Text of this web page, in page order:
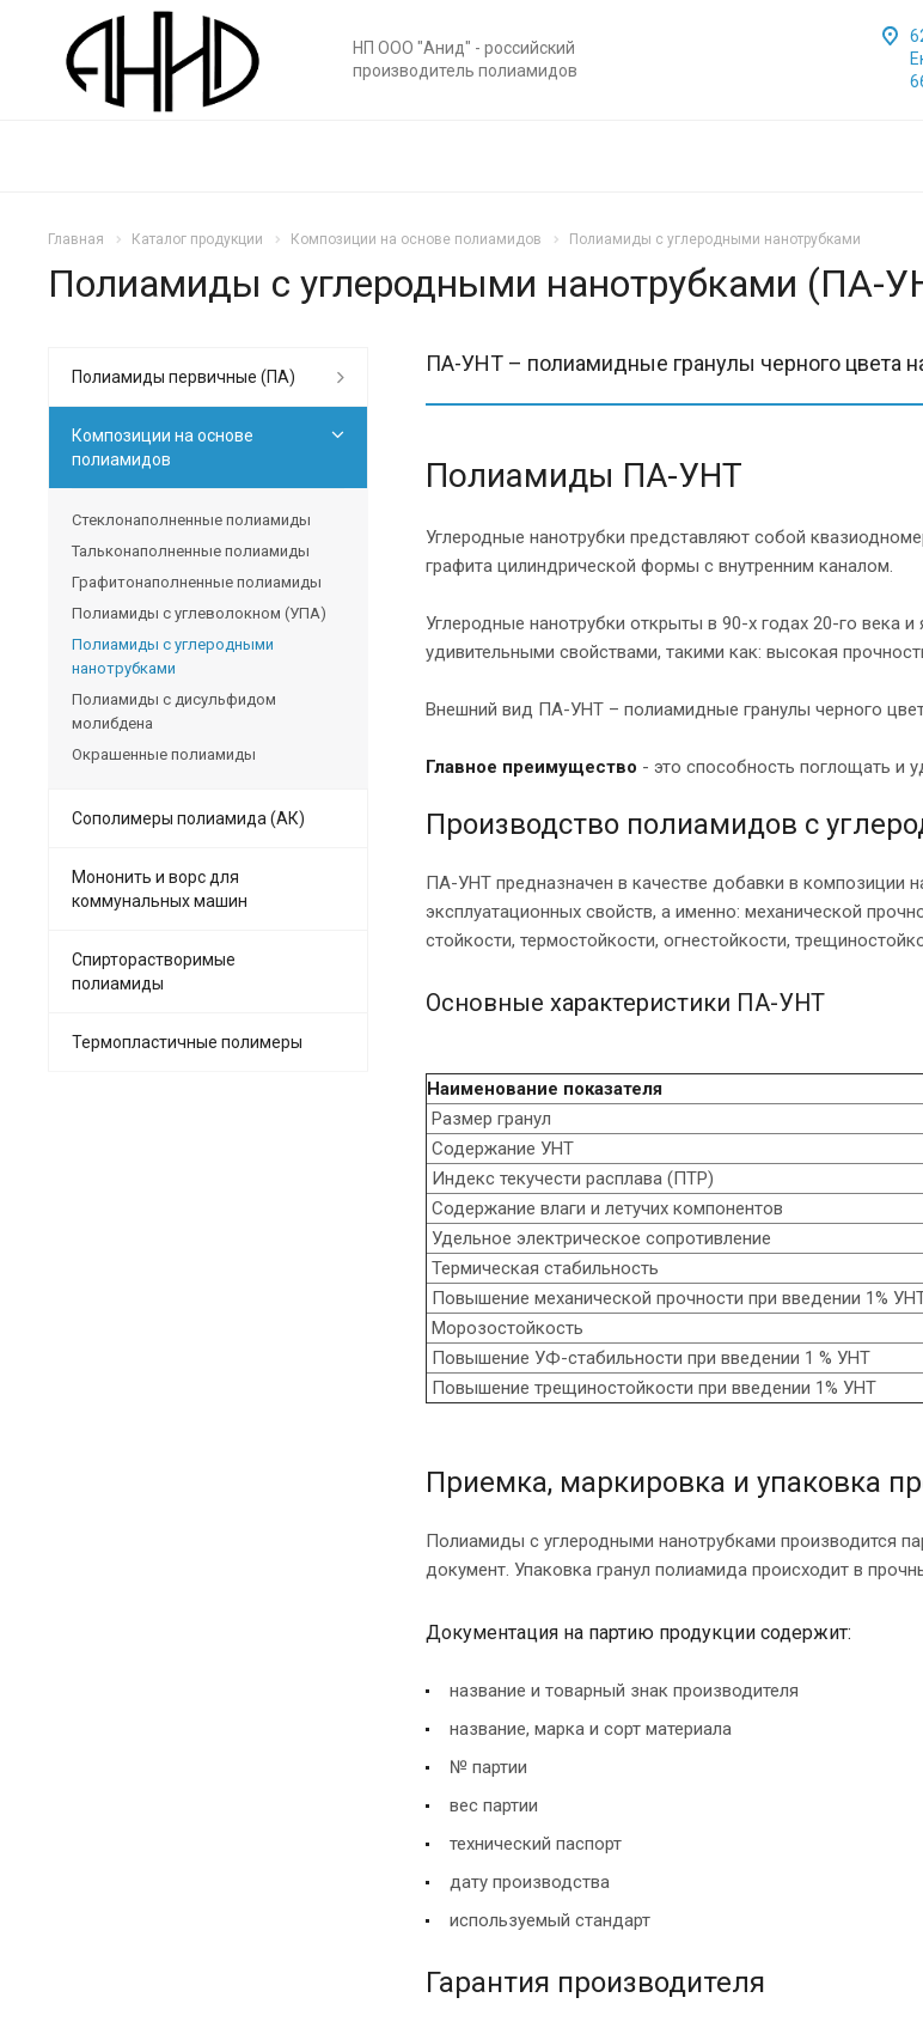
НП ООО "Анид" - российский
производитель полиамидов
Главная Каталог продукции Композиции на основе полиамидов Полиамиды с углеродными нанотрубками
Полиамиды с углеродными нанотрубками (ПА-
ПА-УНТ – полиамидные гранулы черного цвета
Полиамиды ПА-УНТ
Углеродные нанотрубки представляют собой
графита цилиндрической формы с внутренним каналом.
Углеродные нанотрубки открыты в 90-х годах 20-го
удивительными свойствами, такими как: высокая
Внешний вид ПА-УНТ – полиамидные гранулы черного
Главное преимущество - это способность поглощать и
Производство полиамидов с
ПА-УНТ предназначен в качестве добавки в композиции
эксплуатационных свойств, а именно: механической
стойкости, термостойкости, огнестойкости,
Основные характеристики ПА-УНТ
Наименование показателя
Размер гранул
Содержание УНТ
Индекс текучести расплава (ПТР)
Содержание влаги и летучих компонентов
Удельное электрическое сопротивление
Термическая стабильность
Повышение механической прочности при введении 1%
Морозостойкость
Повышение УФ-стабильности при введении 1 % УНТ
Повышение трещиностойкости при введении 1% УНТ
Приемка, маркировка и упаковка
Полиамиды с углеродными нанотрубками производится
документ. Упаковка гранул полиамида происходит в
Документация на партию продукции содержит:
название и товарный знак производителя
название, марка и сорт материала
№ партии
вес партии
технический паспорт
дату производства
используемый стандарт
Гарантия производителя
Полиамиды первичные (ПА)
Композиции на основе
полиамидов
Стеклонаполненные полиамиды
Тальконаполненные полиамиды
Графитонаполненные полиамиды
Полиамиды с углеволокном (УПА)
Полиамиды с углеродными
нанотрубками
Полиамиды с дисульфидом
молибдена
Окрашенные полиамиды
Сополимеры полиамида (АК)
Мононить и ворс для
коммунальных машин
Спирторастворимые
полиамиды
Термопластичные полимеры